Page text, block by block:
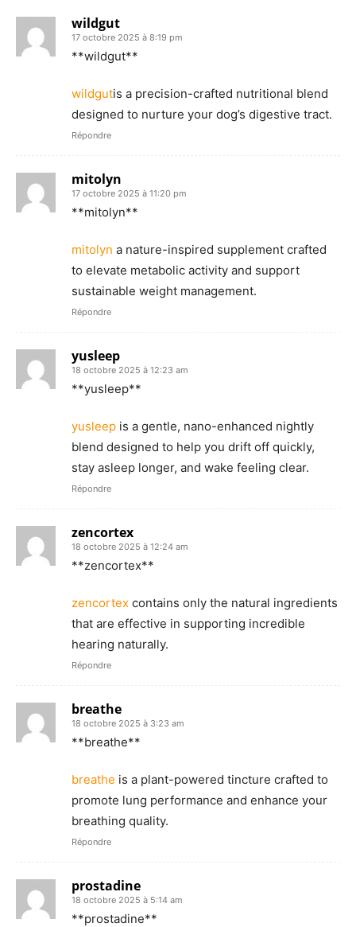
wildgut
17 octobre 2025 à 8:19 pm
**wildgut**
wildgutis a precision-crafted nutritional blend
designed to nurture your dog’s digestive tract.
Répondre
mitolyn
17 octobre 2025 à 11:20 pm
**mitolyn**
mitolyn a nature-inspired supplement crafted
to elevate metabolic activity and support
sustainable weight management.
Répondre
yusleep
18 octobre 2025 à 12:23 am
** yusleep**
yusleep is a gentle, nano-enhanced nightly
blend designed to help you drift off quickly,
stay asleep longer, and wake feeling clear.
Répondre
zencortex
18 octobre 2025 à 12:24 am
**zencortex**
zencortex contains only the natural ingredients
that are effective in supporting incredible
hearing naturally.
Répondre
breathe
18 octobre 2025 à 3:23 am
**breathe**
breathe is a plant-powered tincture crafted to
promote lung performance and enhance your
breathing quality.
Répondre
prostadine
18 octobre 2025 à 5:14 am
** prostadine**